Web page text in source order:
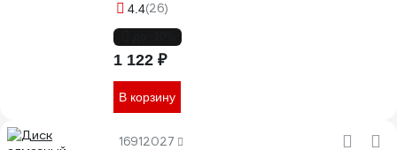
4.4(26)
1 122 ₽
В корзину
16912027